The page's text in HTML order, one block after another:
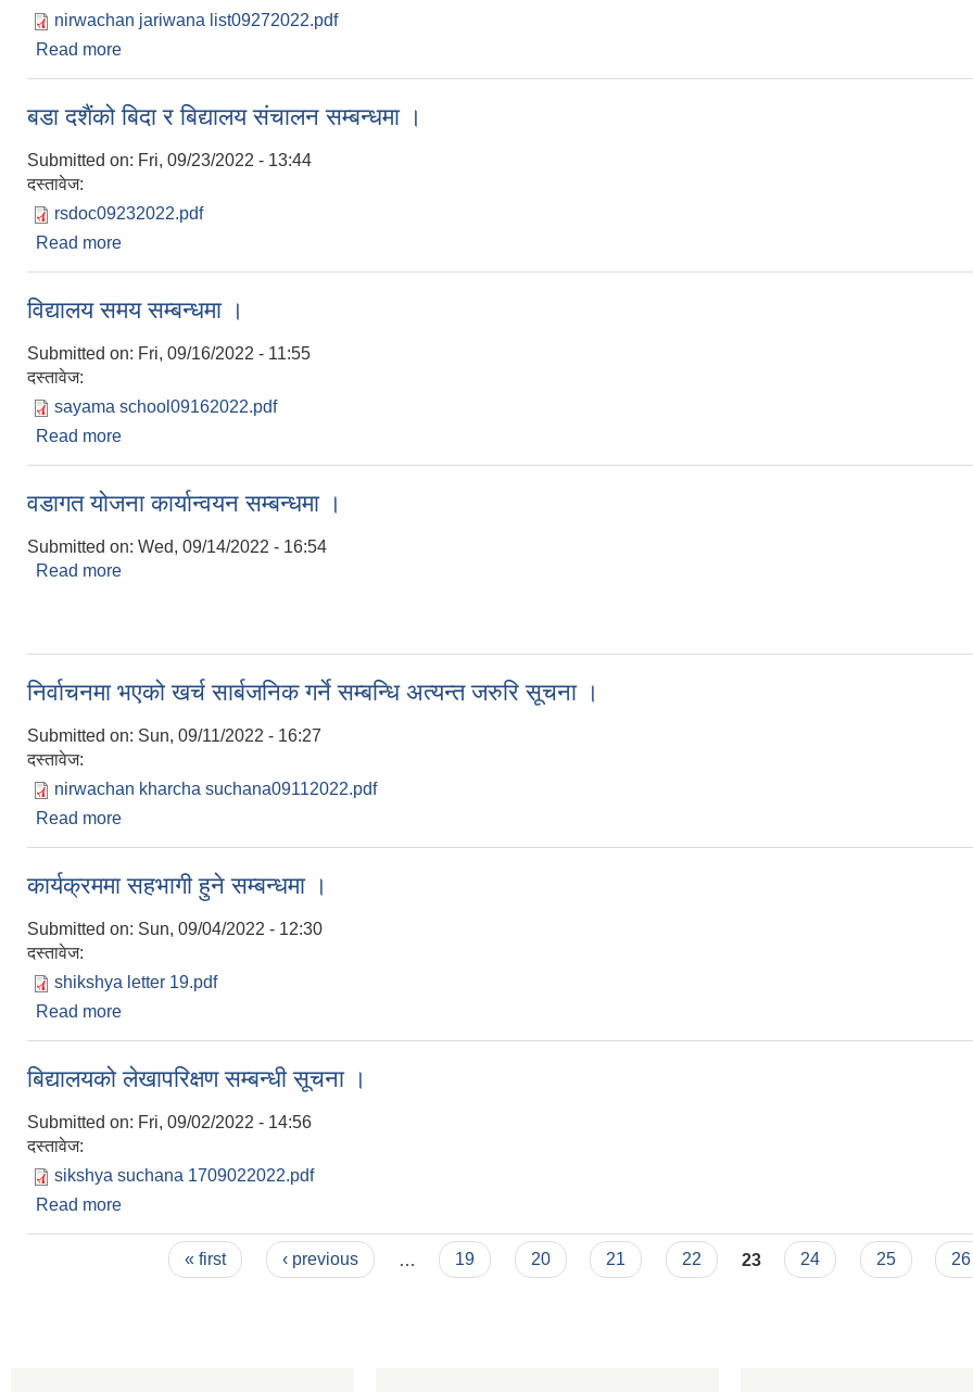
nirwachan jariwana list09272022.pdf
Read more
बडा दशैंको बिदा र बिद्यालय संचालन सम्बन्धमा ।
Submitted on: Fri, 09/23/2022 - 13:44
दस्तावेज:
rsdoc09232022.pdf
Read more
विद्यालय समय सम्बन्धमा ।
Submitted on: Fri, 09/16/2022 - 11:55
दस्तावेज:
sayama school09162022.pdf
Read more
वडागत योजना कार्यान्वयन सम्बन्धमा ।
Submitted on: Wed, 09/14/2022 - 16:54
Read more
निर्वाचनमा भएको खर्च सार्बजनिक गर्ने सम्बन्धि अत्यन्त जरुरि सूचना ।
Submitted on: Sun, 09/11/2022 - 16:27
दस्तावेज:
nirwachan kharcha suchana09112022.pdf
Read more
कार्यक्रममा सहभागी हुने सम्बन्धमा ।
Submitted on: Sun, 09/04/2022 - 12:30
दस्तावेज:
shikshya letter 19.pdf
Read more
बिद्यालयको लेखापरिक्षण सम्बन्धी सूचना ।
Submitted on: Fri, 09/02/2022 - 14:56
दस्तावेज:
sikshya suchana 1709022022.pdf
Read more
« first ‹ previous 19 20 21 22 23 24 25 26